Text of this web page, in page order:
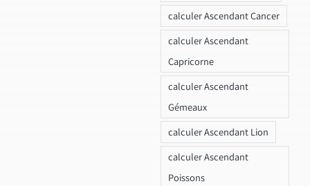
calculer Ascendant Cancer
calculer Ascendant
Capricorne
calculer Ascendant
Gémeaux
calculer Ascendant Lion
calculer Ascendant
Poissons